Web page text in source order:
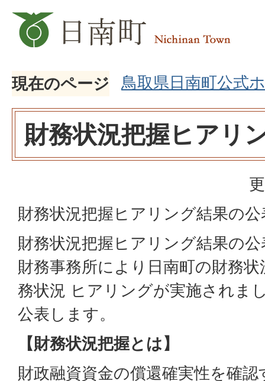
現在のページ 鳥取県日南町公式
財務状況把握ヒアリ
財務状況把握ヒアリング結果の
財務状況把握ヒアリング結果の
財務事務所により日南町の財務
務状況 ヒアリングが実施されま
公表します。
【財務状況把握とは】
財政融資資金の償還確実性を確